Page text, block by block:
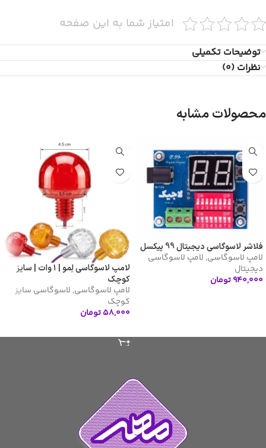
امتیاز شما به این صفحه
توضیحات تکمیلی
نظرات (0)
محصولات مشابه
فلاشر لاسوگاسی دیجیتال 99 پیکسل
لامپ لاسوگاسی, لامپ لاسوگاسی
دیجیتال
۹۴۰,۰۰۰تومان
لامپ لاسوگاسی لِمو | ۱ وات | سایز
کوچک
لامپ لاسوگاسی, لاسوگاسی سایز
کوچک
۵۸,۰۰۰تومان